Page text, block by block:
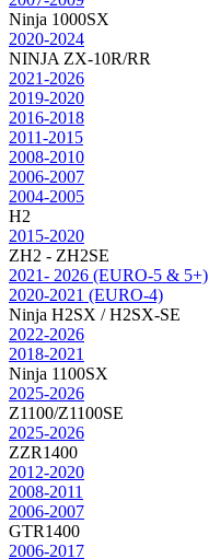
Ninja 1000SX
2020-2024
NINJA ZX-10R/RR
2021-2026
2019-2020
2016-2018
2011-2015
2008-2010
2006-2007
2004-2005
H2
2015-2020
ZH2 - ZH2SE
2021- 2026 (EURO-5 & 5+)
2020-2021 (EURO-4)
Ninja H2SX / H2SX-SE
2022-2026
2018-2021
Ninja 1100SX
2025-2026
Z1100/Z1100SE
2025-2026
ZZR1400
2012-2020
2008-2011
2006-2007
GTR1400
2006-2017